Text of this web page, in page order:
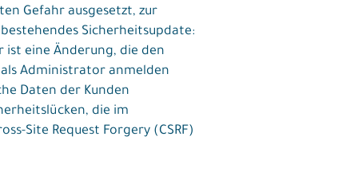
Gefahr ausgesetzt, zur
Sicherheitsupdate:
ist eine Änderung, die den
Administrator anmelden
Daten der Kunden
die im
Site Request Forgery (CSRF)